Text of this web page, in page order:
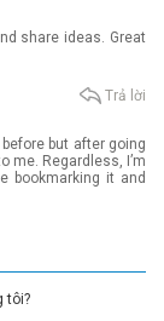
share ideas. Great
but after going
me. Regardless, I’m
bookmarking it and
Trả lời
tôi?